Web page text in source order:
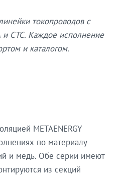
токопроводов с
и СТС. Каждое исполнение
и каталогом.
METAENERGY
по материалу
и медь. Обе серии имеют
из секций